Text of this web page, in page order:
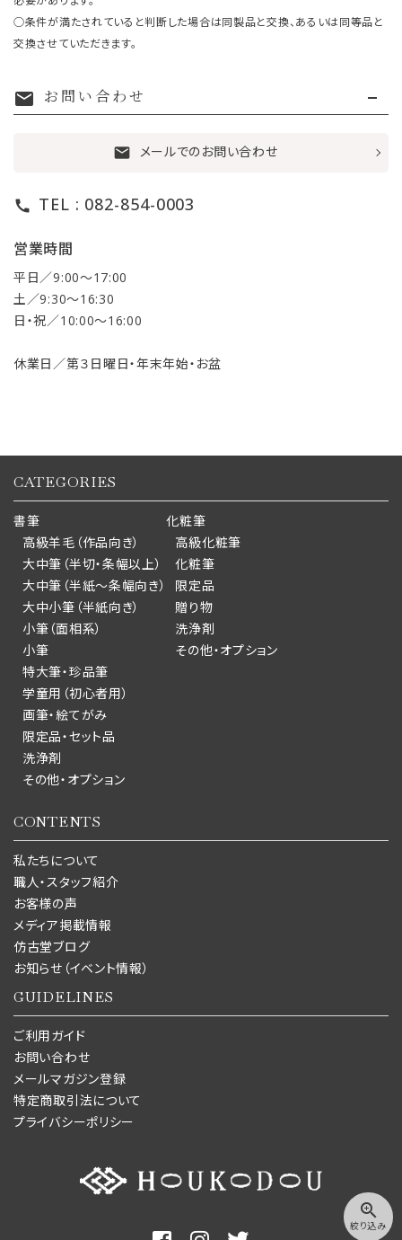
zoom_in
絞り込み
○条件が満たされていると判断した場合は同製品と交換、あるいは同等品と
交換させていただきます。
mail お問い合わせ
mail メールでのお問い合わせ
call TEL : 082-854-0003
営業時間
平日／9:00〜17:00
土／9:30〜16:30
日・祝／10:00〜16:00
休業日／第３日曜日・年末年始・お盆
CATEGORIES
書筆
高級羊毛（作品向き）
大中筆（半切・条幅以上）
大中筆（半紙～条幅向き）
大中小筆（半紙向き）
小筆（面相系）
小筆
特大筆・珍品筆
学童用（初心者用）
画筆・絵てがみ
限定品・セット品
洗浄剤
その他・オプション
化粧筆
高級化粧筆
化粧筆
限定品
贈り物
洗浄剤
その他・オプション
CONTENTS
私たちについて
職人・スタッフ紹介
お客様の声
メディア掲載情報
仿古堂ブログ
お知らせ（イベント情報）
GUIDELINES
ご利用ガイド
お問い合わせ
メールマガジン登録
特定商取引法について
プライバシーポリシー